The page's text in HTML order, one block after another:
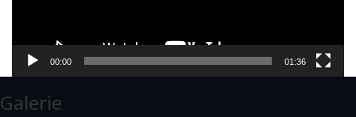
00:00 01:36
Galerie